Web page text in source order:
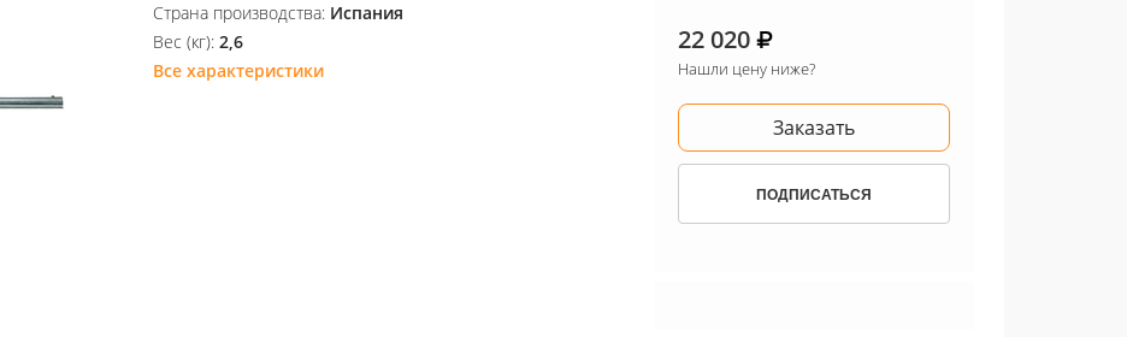
Страна производства: Испания
Вес (кг):2,6
Все характеристики
22 020
Нашли цену ниже?
Заказать
ПОДПИСАТЬСЯ